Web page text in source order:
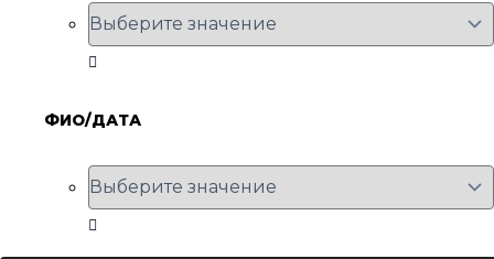
ФИО/ДАТА